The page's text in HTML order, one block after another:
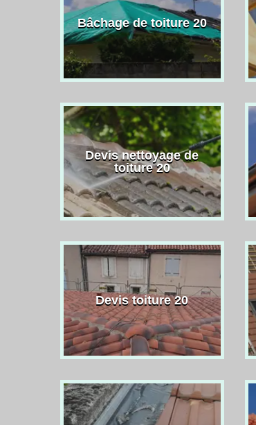
Bâchage de toiture 20
Devis nettoyage de
toiture 20
Devis toiture 20